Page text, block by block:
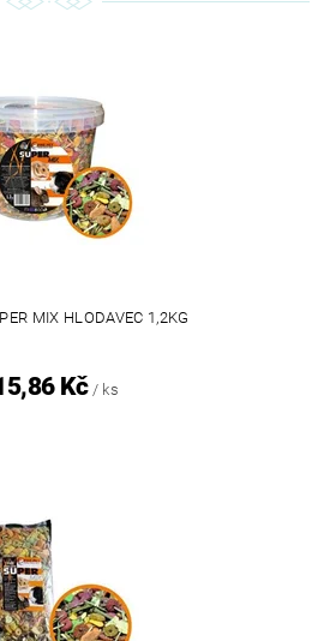
MIX HLODAVEC 1,2KG
Kč / ks